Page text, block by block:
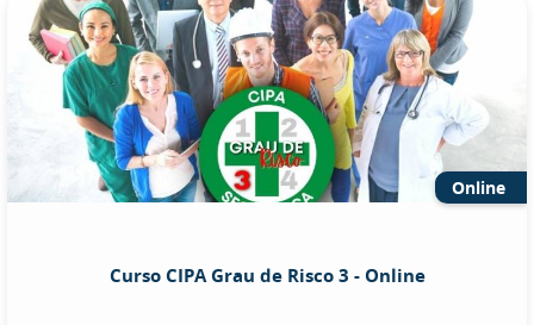
Online
Curso CIPA Grau de Risco 3 - Online